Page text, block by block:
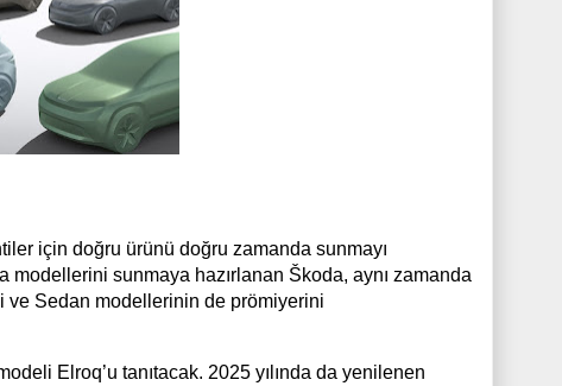
için doğru ürünü doğru zamanda sunmayı
sunmaya hazırlanan Škoda, aynı zamanda
ve Sedan modellerinin de prömiyerini
Elroq’u tanıtacak. 2025 yılında da yenilenen